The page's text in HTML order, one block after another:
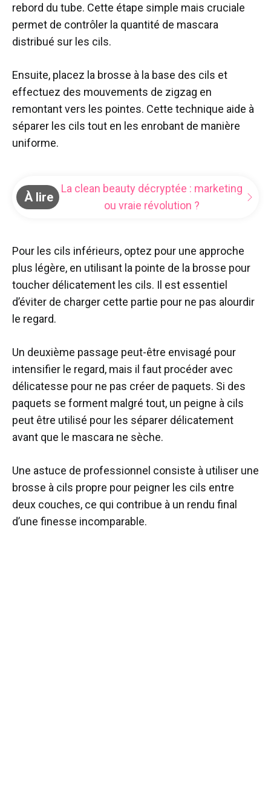
rebord du tube. Cette étape simple mais cruciale
permet de contrôler la quantité de mascara
distribué sur les cils.
Ensuite, placez la brosse à la base des cils et
effectuez des mouvements de zigzag en
remontant vers les pointes. Cette technique aide à
séparer les cils tout en les enrobant de manière
uniforme.
À lire
La clean beauty décryptée : marketing
ou vraie révolution ?
Pour les cils inférieurs, optez pour une approche
plus légère, en utilisant la pointe de la brosse pour
toucher délicatement les cils. Il est essentiel
d’éviter de charger cette partie pour ne pas alourdir
le regard.
Un deuxième passage peut-être envisagé pour
intensifier le regard, mais il faut procéder avec
délicatesse pour ne pas créer de paquets. Si des
paquets se forment malgré tout, un peigne à cils
peut être utilisé pour les séparer délicatement
avant que le mascara ne sèche.
Une astuce de professionnel consiste à utiliser une
brosse à cils propre pour peigner les cils entre
deux couches, ce qui contribue à un rendu final
d’une finesse incomparable.